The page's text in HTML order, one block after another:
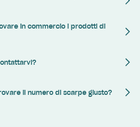
in commercio i prodotti di
il numero di scarpe giusto?